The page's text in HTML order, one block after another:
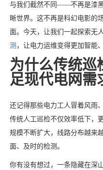
与我们截然不同——不再是漆
晰世界。这不再是科幻电影的
面。今天，让我们一起探索无
测 ，让电力运维变得更加智能
为什么传统巡
足现代电网需
还记得那些电力工人冒着风雨
传统人工巡检不仅效率低下，
规模不断扩大，线路分布越来
面、及时的检测。
你有没有想过，一条隐藏在深